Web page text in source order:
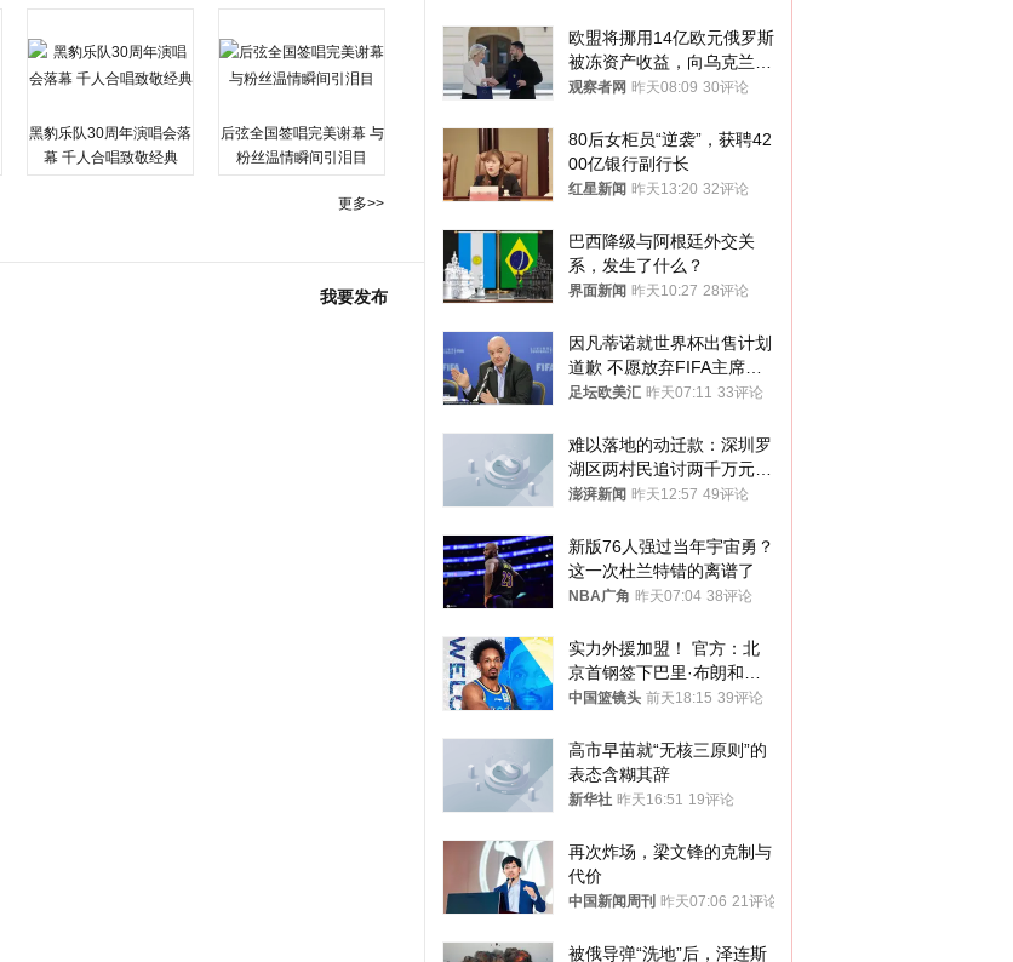
黑豹乐队30周年演唱会落
幕 千人合唱致敬经典
后弦全国签唱完美谢幕 与
粉丝温情瞬间引泪目
更多>>
我要发布
欧盟将挪用14亿欧元俄罗斯
被冻资产收益，向乌克兰提
供援助
观察者网 昨天08:09 30评论
80后女柜员“逆袭”，获聘42
00亿银行副行长
红星新闻 昨天13:20 32评论
巴西降级与阿根廷外交关
系，发生了什么？
界面新闻 昨天10:27 28评论
因凡蒂诺就世界杯出售计划
道歉 不愿放弃FIFA主席职
位
足坛欧美汇 昨天07:11 33评论
难以落地的动迁款：深圳罗
湖区两村民追讨两千万元动
迁款八年未果
澎湃新闻 昨天12:57 49评论
新版76人强过当年宇宙勇？
这一次杜兰特错的离谱了
NBA广角 昨天07:04 38评论
实力外援加盟！ 官方：北
京首钢签下巴里·布朗和桑
普森
中国篮镜头 前天18:15 39评论
高市早苗就“无核三原则”的
表态含糊其辞
新华社 昨天16:51 19评论
再次炸场，梁文锋的克制与
代价
中国新闻周刊 昨天07:06 21评论
被俄导弹“洗地”后，泽连斯